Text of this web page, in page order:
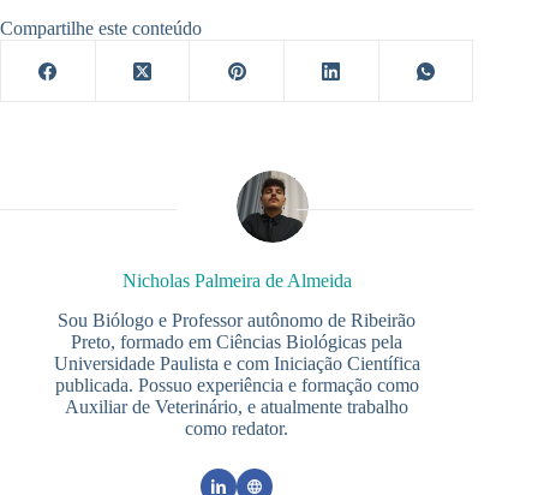
Compartilhe este conteúdo
Nicholas Palmeira de Almeida
Sou Biólogo e Professor autônomo de Ribeirão
Preto, formado em Ciências Biológicas pela
Universidade Paulista e com Iniciação Científica
publicada. Possuo experiência e formação como
Auxiliar de Veterinário, e atualmente trabalho
como redator.